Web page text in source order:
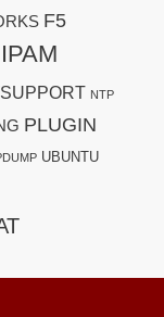
F5
IPAM
NTP
PLUGIN
UBUNTU